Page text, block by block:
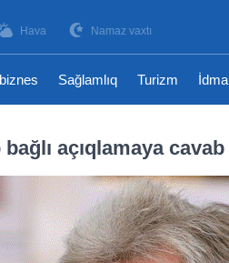
Hava Namaz vaxtı
Sağlamlıq Turizm
açıqlamaya